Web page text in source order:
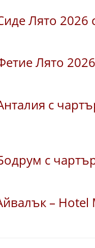
Лято 2026
Лято
с
с
– Hotel